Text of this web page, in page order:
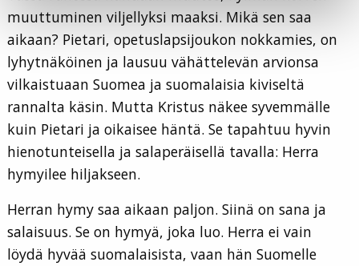
muuttuminen viljellyksi maaksi. Mikä sen saa
aikaan? Pietari, opetuslapsijoukon nokkamies, on
lyhytnäköinen ja lausuu vähättelevän arvionsa
vilkaistuaan Suomea ja suomalaisia kiviseltä
rannalta käsin. Mutta Kristus näkee syvemmälle
kuin Pietari ja oikaisee häntä. Se tapahtuu hyvin
hienotunteisella ja salaperäisellä tavalla: Herra
hymyilee hiljakseen.
Herran hymy saa aikaan paljon. Siinä on sana ja
salaisuus. Se on hymyä, joka luo. Herra ei vain
löydä hyvää suomalaisista, vaan hän Suomelle